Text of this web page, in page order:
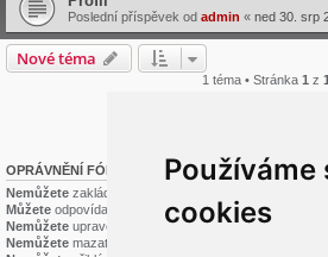
Používáme
cookies
Poslední příspěvek od admin « ned 30. srp
Nové téma
1 téma • Stránka 1 z 1
OPRÁVNĚNÍ FÓRA
Nemůžete zakládat nová témata v tomto fóru
Můžete odpovídat v tomto fóru
Nemůžete upravovat své příspěvky v tomto fóru
Nemůžete mazat své příspěvky v tomto fóru